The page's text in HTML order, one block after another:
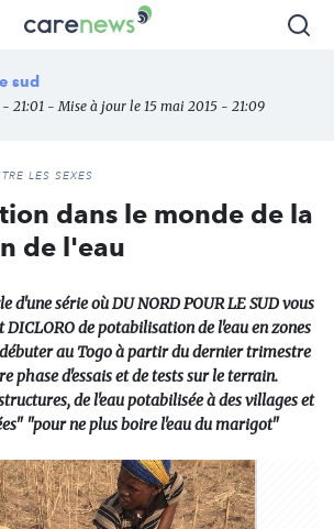
Carenews,
média
des
l'engagement
sud
21:01 - Mise à jour le 15 mai 2015 - 21:09
LES SEXES
dans le monde de la
de l'eau
d'une série où DU NORD POUR LE SUD vous
de potabilisation de l'eau en zones
au Togo à partir du dernier trimestre
phase d'essais et de tests sur le terrain.
de l'eau potabilisée à des villages et
"pour ne plus boire l'eau du marigot"